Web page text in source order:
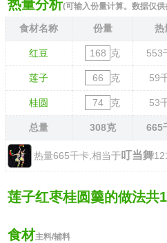
热量分析(可输入份量计算。数据仅供
食材名称 份量 热
红豆 克 553
莲子 克 59
桂圆 克 53
总量 308克 665
热量665千卡,相当于 叮当舞
莲子红枣桂圆羹的做法共
食材主料/辅料